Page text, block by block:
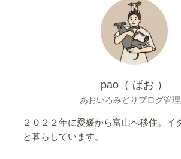
pao（ ぱお ）
あおいろみどりブログ管理
２０２２年に愛媛から富山へ移住。イ
と暮らしています。